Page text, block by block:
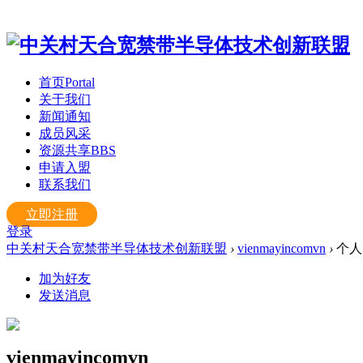
首页Portal
关于我们
新闻通知
成员风采
资源共享BBS
申请入盟
联系我们
立即注册
登录
中关村天合宽禁带半导体技术创新联盟 › vienmayincomvn › 个
加为好友
发送消息
vienmayincomvn